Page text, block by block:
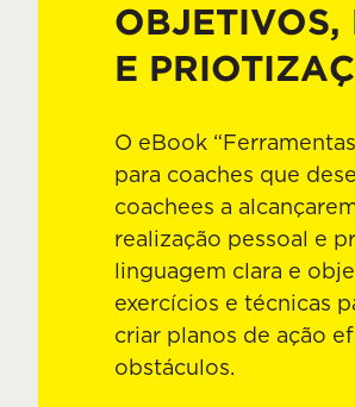
OBJETIVOS,
E
O eBook
para coaches que
coachees a
realização pessoal e
linguagem clara e
exercícios e técnicas
criar planos de ação
obstáculos.